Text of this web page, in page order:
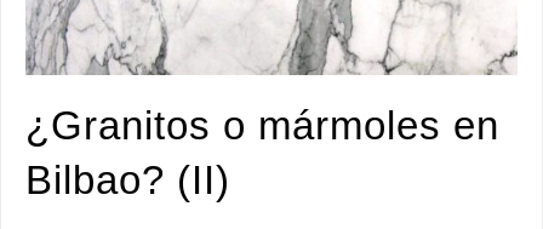
¿Granitos o mármoles en
Bilbao? (II)